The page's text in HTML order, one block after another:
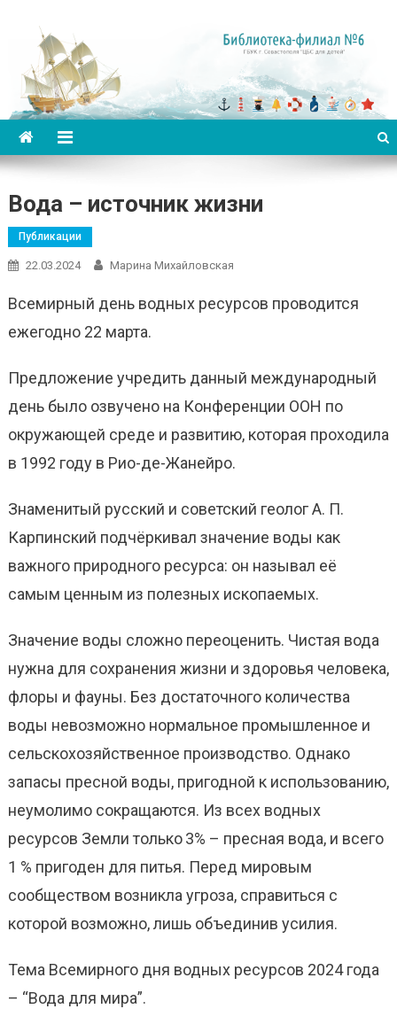
Библиотека-филиал №6 для
детей
Вода – источник жизни
Публикации
22.03.2024 Марина Михайловская
Всемирный день водных ресурсов проводится
ежегодно 22 марта.
Предложение учредить данный международный
день было озвучено на Конференции ООН по
окружающей среде и развитию, которая проходила
в 1992 годув Рио-де-Жанейро.
Знаменитый русский и советский геолог А. П.
Карпинский подчёркивал значение воды как
важного природного ресурса: он называл её
самым ценным из полезных ископаемых.
Значение воды сложно переоценить. Чистая вода
нужна для сохранения жизни и здоровья человека,
флоры и фауны. Без достаточного количества
воды невозможно нормальное промышленное и
сельскохозяйственное производство. Однако
запасы пресной воды, пригодной к использованию,
неумолимо сокращаются. Из всех водных
ресурсов Землитолько3% – пресная вода, и всего
1 % пригоден для питья. Перед мировым
сообществом возникла угроза, справиться с
которой возможно, лишь объединив усилия.
Тема Всемирного дня водных ресурсов 2024 года
– “Вода для мира”.